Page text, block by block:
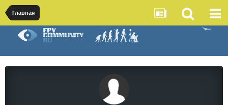
Главная